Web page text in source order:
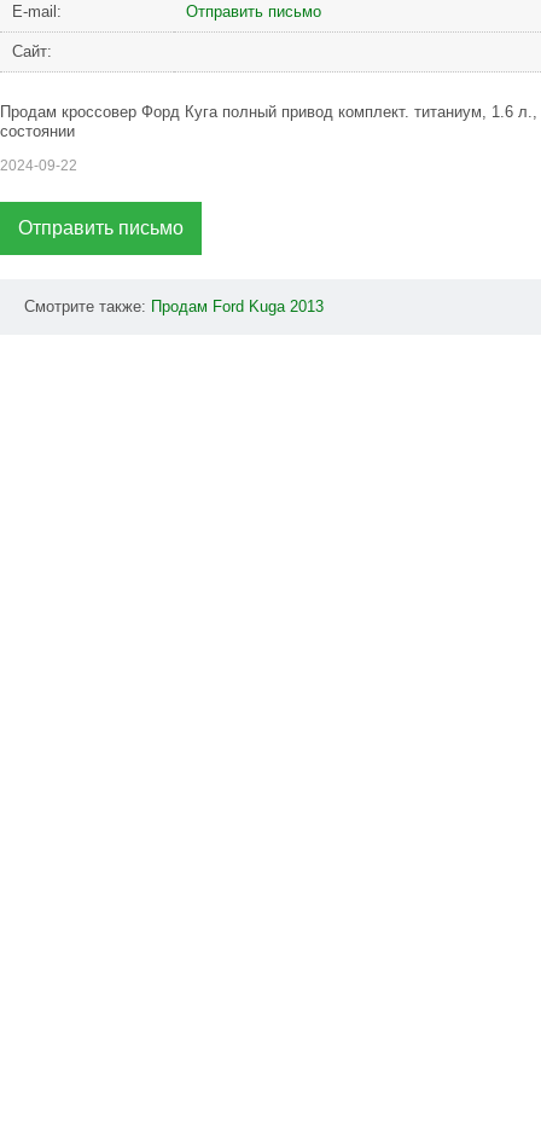
Е-mail: Отправить письмо
Сайт:
Продам кроссовер Форд Куга полный привод комплект. титаниум, 1.6
состоянии
2024-09-22
Отправить письмо
Смотрите также: Продам Ford Kuga 2013